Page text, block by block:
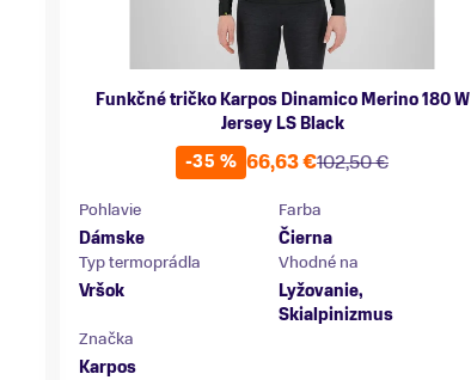
Funkčné tričko Karpos Dinamico Merino 180 W
Jersey LS Black
-35 %
102,50 €
66,63 €
Pohlavie
Dámske
Farba
Čierna
Typ termoprádla
Vršok
Vhodné na
Lyžovanie,
Skialpinizmus
Značka
Karpos